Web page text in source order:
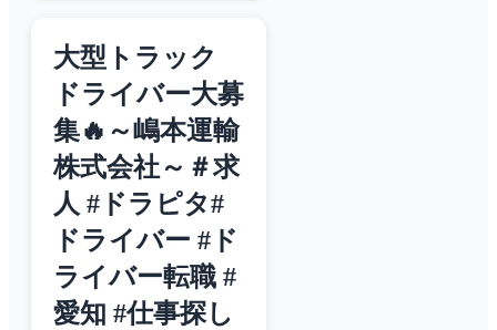
大型トラック
ドライバー大募
集🔥～嶋本運輸
株式会社～＃求
人 #ドラピタ#
ドライバー #ド
ライバー転職 #
愛知 #仕事探し